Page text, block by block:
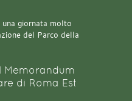
giornata molto
del Parco della
Memorandum
di Roma Est